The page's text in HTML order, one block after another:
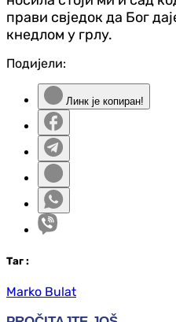
прави свједок да Бог
кнедлом у грлу.
Подијели:
Линк је копиран!
Таг :
Marko Bulat